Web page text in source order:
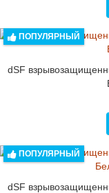
ПОПУЛЯРНЫЙ
dSF
ПОПУЛЯРНЫЙ
dSF